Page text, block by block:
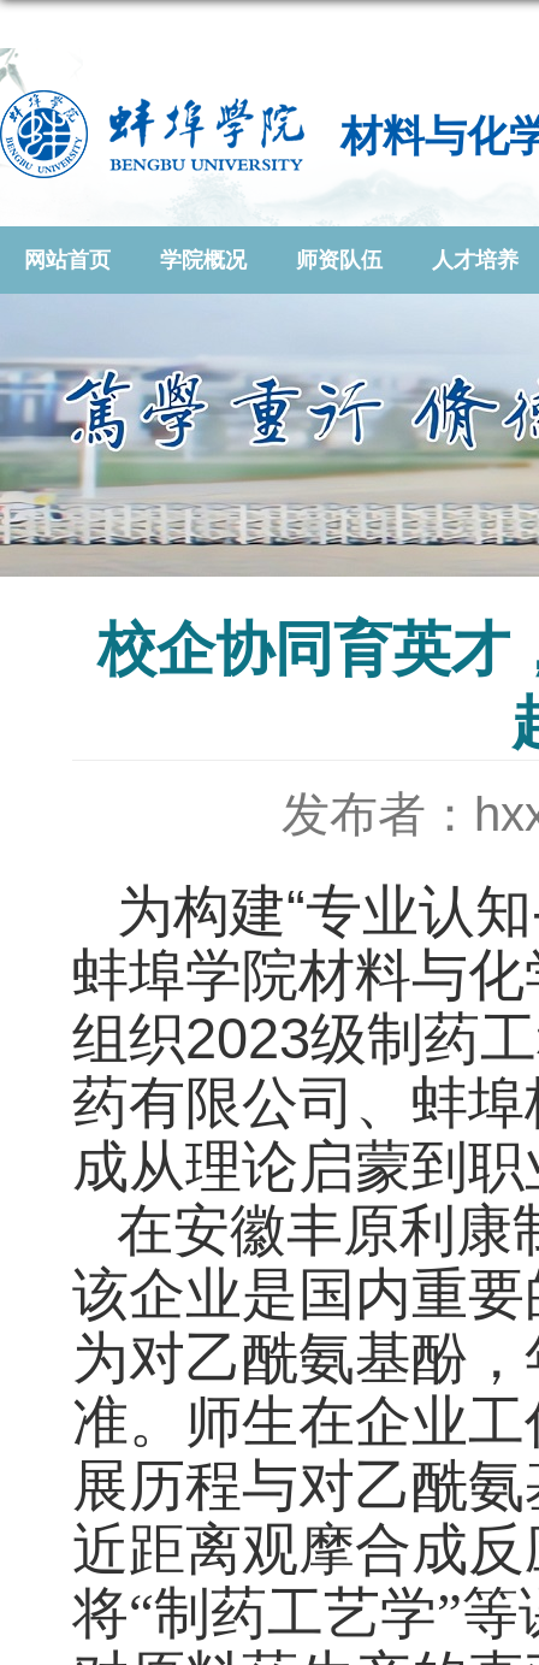
材料与化
网站首页 学院概况 师资队伍 人才培养
校企协同育英才
发布者：
为构建“专业认知
蚌埠学院材料与
组织2023级制药
药有限公司、蚌
成从理论启蒙到
在安徽丰原利康
该企业是国内重
为对乙酰氨基酚
准。师生在企业
展历程与对乙酰
近距离观摩合成
将“制药工艺学”